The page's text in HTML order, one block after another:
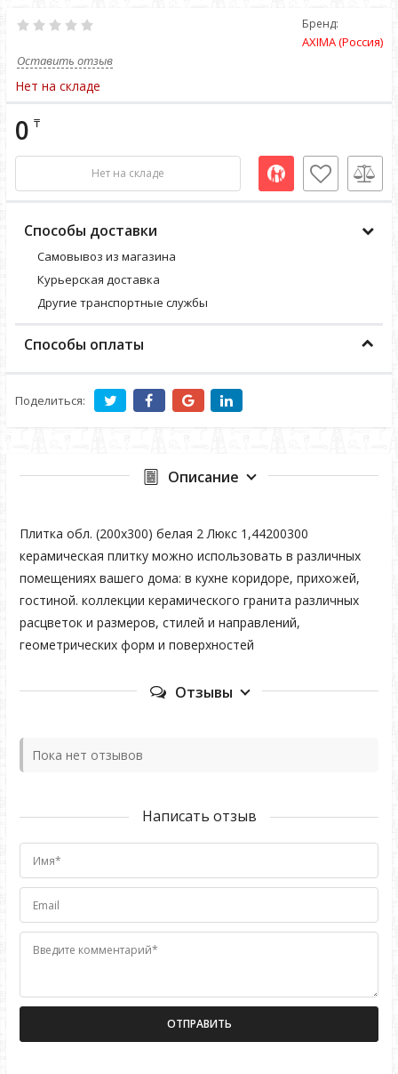
Бренд:
AXIMA (Россия)
Оставить отзыв
Нет на складе
0 ₸
Нет на складе
Способы доставки
Самовывоз из магазина
Курьерская доставка
Другие транспортные службы
Способы оплаты
Поделиться:
Описание
Плитка обл. (200х300) белая 2 Люкс 1,44200300
керамическая плитку можно использовать в различных
помещениях вашего дома: в кухне коридоре, прихожей,
гостиной. коллекции керамического гранита различных
расцветок и размеров, стилей и направлений,
геометрических форм и поверхностей
Отзывы
Пока нет отзывов
Написать отзыв
Имя*
Email
Введите комментарий*